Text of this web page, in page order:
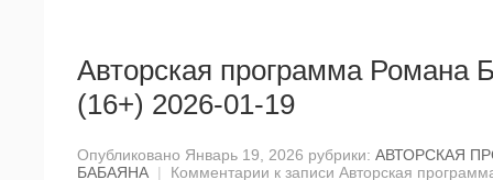
Авторская программа Романа
(16+) 2026-01-19
Опубликовано Январь 19, 2026 рубрики: АВТОРСКАЯ
БАБАЯНА | Комментарии к записи Авторская